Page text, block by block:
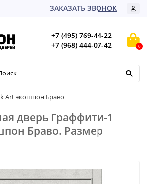
ЗАКАЗАТЬ ЗВОНОК
+7 (495) 769-44-22
+7 (968) 444-07-42
0
Art экошпон Браво
дверь Граффити-1
Браво. Размер